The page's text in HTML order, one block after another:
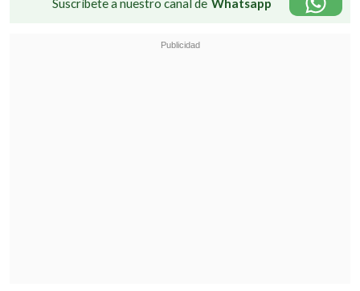
Suscríbete a nuestro canal de Whatsapp